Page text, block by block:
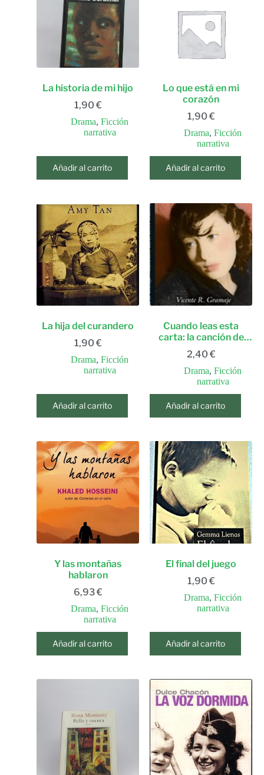
La historia de mi hijo
1,90 €
Drama, Ficción
narrativa
Añadir al carrito
Lo que está en mi
corazón
1,90 €
Drama, Ficción
narrativa
Añadir al carrito
La hija del curandero
1,90 €
Drama, Ficción
narrativa
Añadir al carrito
Cuando leas esta
carta: la canción de
chemorra
2,40 €
Drama, Ficción
narrativa
Añadir al carrito
Y las montañas
hablaron
6,93€
Drama, Ficción
narrativa
Añadir al carrito
El final del juego
1,90 €
Drama, Ficción
narrativa
Añadir al carrito